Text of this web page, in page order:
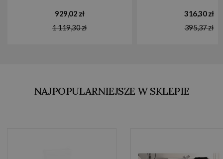
929,02 zł
1 119,30 zł
316,30 zł
395,37 zł
NAJPOPULARNIEJSZE W SKLEPIE